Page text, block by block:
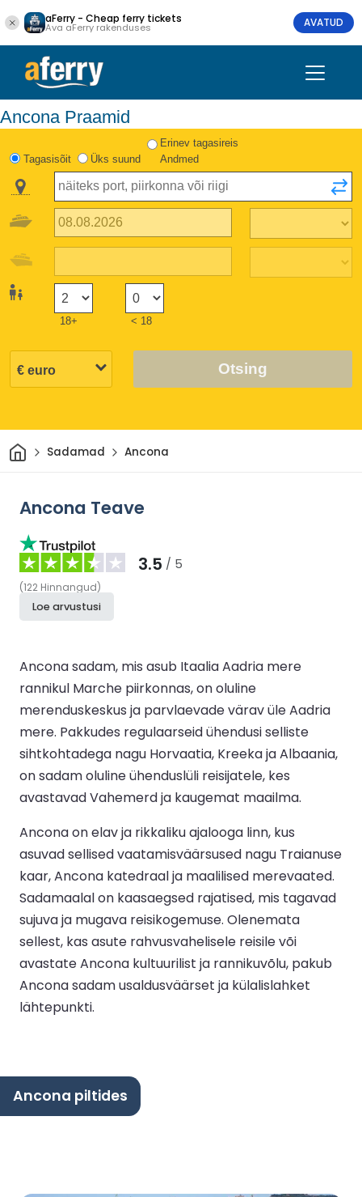
aFerry - Cheap ferry tickets
Ava aFerry rakenduses AVATUD
Ancona Praamid
Tagasisõit Üks suund
Erinev tagasireis
Andmed
18+ < 18
Otsing
Avaleht
Sadamad Ancona
Ancona Teave
3.5 / 5
(122 Hinnangud)
Loe arvustusi
Ancona sadam, mis asub Itaalia Aadria mere
rannikul Marche piirkonnas, on oluline
merenduskeskus ja parvlaevade värav üle Aadria
mere. Pakkudes regulaarseid ühendusi selliste
sihtkohtadega nagu Horvaatia, Kreeka ja Albaania,
on sadam oluline ühenduslüli reisijatele, kes
avastavad Vahemerd ja kaugemat maailma.
Ancona on elav ja rikkaliku ajalooga linn, kus
asuvad sellised vaatamisväärsused nagu Traianuse
kaar, Ancona katedraal ja maalilised merevaated.
Sadamaalal on kaasaegsed rajatised, mis tagavad
sujuva ja mugava reisikogemuse. Olenemata
sellest, kas asute rahvusvahelisele reisile või
avastate Ancona kultuurilist ja rannikuvõlu, pakub
Ancona sadam usaldusväärset ja külalislahket
lähtepunkti.
Ancona piltides